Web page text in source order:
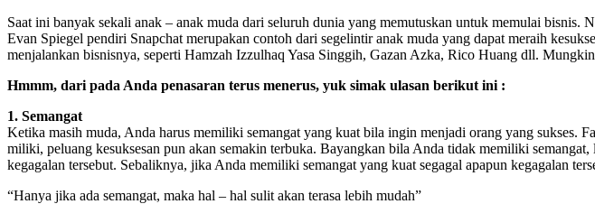
Saat ini banyak sekali anak – anak muda dari seluruh dunia yang memutuskan untuk memulai
Evan Spiegel pendiri Snapchat merupakan contoh dari segelintir anak muda yang dapat meraih
menjalankan bisnisnya, seperti Hamzah Izzulhaq Yasa Singgih, Gazan Azka, Rico Huang dll.
Hmmm, dari pada Anda penasaran terus menerus, yuk simak ulasan berikut ini :
1. Semangat
Ketika masih muda, Anda harus memiliki semangat yang kuat bila ingin menjadi orang yang sukses.
miliki, peluang kesuksesan pun akan semakin terbuka. Bayangkan bila Anda tidak memiliki
kegagalan tersebut. Sebaliknya, jika Anda memiliki semangat yang kuat segagal apapun kegagalan
“Hanya jika ada semangat, maka hal – hal sulit akan terasa lebih mudah”